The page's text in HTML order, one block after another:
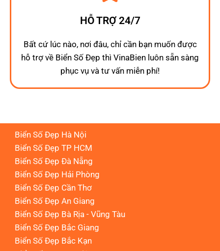
HỖ TRỢ 24/7
Bất cứ lúc nào, nơi đâu, chỉ cần bạn muốn được
hỗ trợ về Biển Số Đẹp thì VinaBien luôn sẵn sàng
phục vụ và tư vấn miễn phí!
Biển Số Đẹp Hà Nội
Biển Số Đẹp TP HCM
Biển Số Đẹp Đà Nẵng
Biển Số Đẹp Hải Phòng
Biển Số Đẹp Cần Thơ
Biển Số Đẹp An Giang
Biển Số Đẹp Bà Rịa - Vũng Tàu
Biển Số Đẹp Bắc Giang
Biển Số Đẹp Bắc Kạn